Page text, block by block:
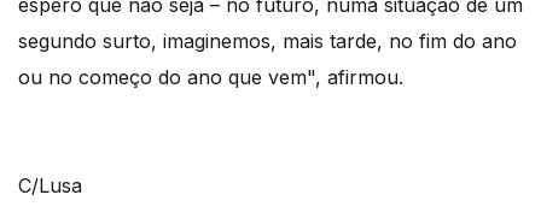
espero que não seja – no futuro, numa situação de um
segundo surto, imaginemos, mais tarde, no fim do ano
ou no começo do ano que vem", afirmou.
C/Lusa